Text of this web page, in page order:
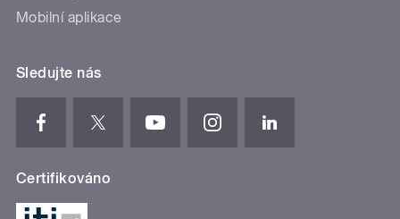
Mobilní aplikace
Sledujte nás
Certifikováno